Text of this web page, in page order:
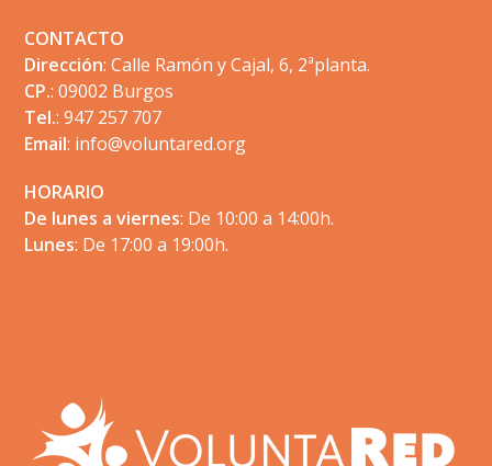
CONTACTO
Dirección: Calle Ramón y Cajal, 6, 2ªplanta.
CP.: 09002 Burgos
Tel.: 947 257 707
Email: info@voluntared.org
HORARIO
De lunes a viernes: De 10:00 a 14:00h.
Lunes: De 17:00 a 19:00h.